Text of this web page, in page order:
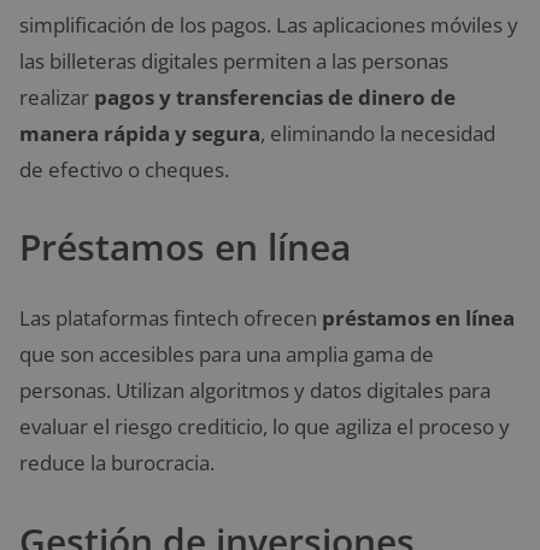
simplificación de los pagos. Las aplicaciones móviles y
las billeteras digitales permiten a las personas
realizar pagos y transferencias de dinero de
manera rápida y segura, eliminando la necesidad
de efectivo o cheques.
Préstamos en línea
Las plataformas fintech ofrecen préstamos en línea
que son accesibles para una amplia gama de
personas. Utilizan algoritmos y datos digitales para
evaluar el riesgo crediticio, lo que agiliza el proceso y
reduce la burocracia.